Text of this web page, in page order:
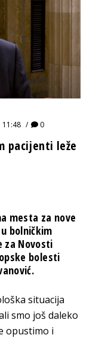
0
pacijenti leže
mesta za nove
bolničkim
za Novosti
bolesti
situacija
smo još daleko
opustimo i